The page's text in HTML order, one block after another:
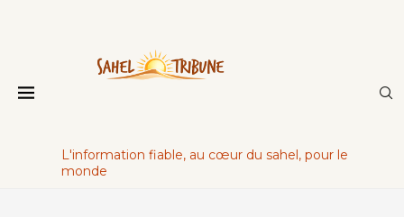
L'information fiable, au cœur du sahel, pour le
monde